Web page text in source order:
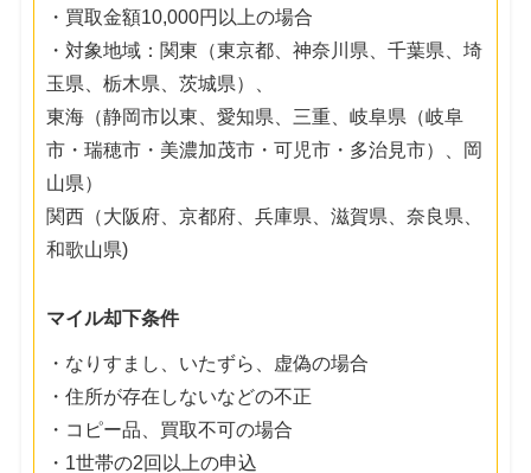
・買取金額10,000円以上の場合
・対象地域：関東（東京都、神奈川県、千葉県、埼
玉県、栃木県、茨城県）、
東海（静岡市以東、愛知県、三重、岐阜県（岐阜
市・瑞穂市・美濃加茂市・可児市・多治見市）、岡
山県）
関西（大阪府、京都府、兵庫県、滋賀県、奈良県、
和歌山県)
マイル却下条件
・なりすまし、いたずら、虚偽の場合
・住所が存在しないなどの不正
・コピー品、買取不可の場合
・1世帯の2回以上の申込